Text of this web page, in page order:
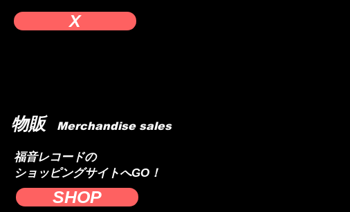
X
物販 Merchandise sales
​福音レコードの
ショッピングサイトへGO！
SHOP